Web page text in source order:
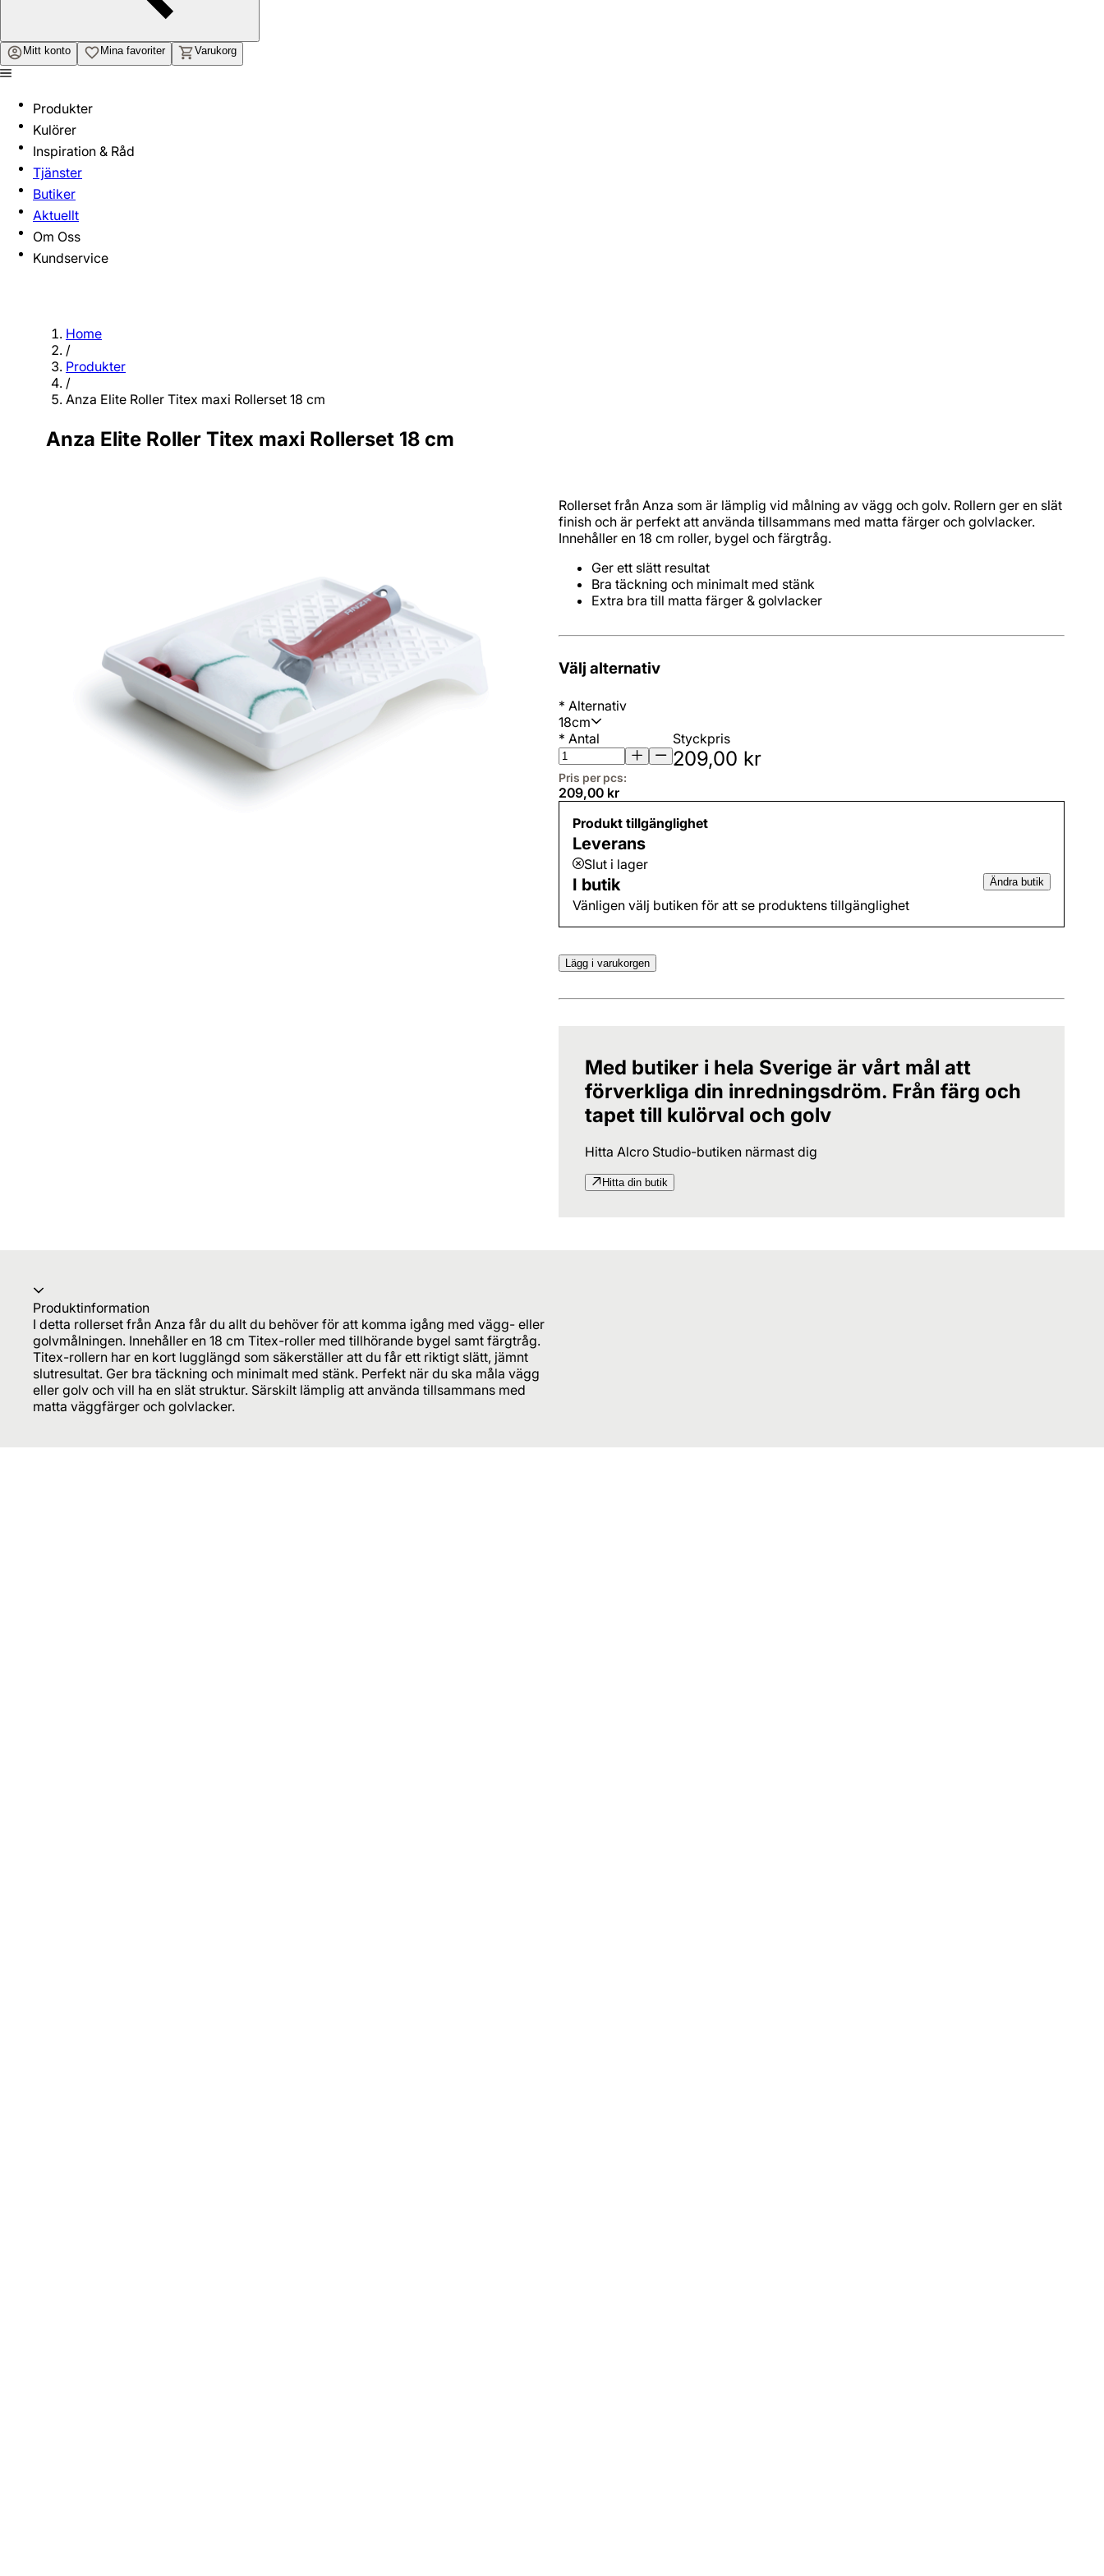
Mitt konto Mina favoriter Varukorg
Produkter
Kulörer
Inspiration & Råd
Tjänster
Butiker
Aktuellt
Om Oss
Kundservice
Home
/
Produkter
/
Anza Elite Roller Titex maxi Rollerset 18 cm
Anza Elite Roller Titex maxi Rollerset 18 cm
Rollerset från Anza som är lämplig vid målning av vägg och golv. Rollern ger en slät
finish och är perfekt att använda tillsammans med matta färger och golvlacker.
Innehåller en 18 cm roller, bygel och färgtråg.
Extra bra till matta färger & golvlacker
Välj alternativ
* Alternativ
18cm
* Antal Styckpris
209,00 kr
Pris per pcs:
209,00 kr
Produkt tillgänglighet
Leverans
Slut i lager
I butik
Vänligen välj butiken för att se produktens tillgänglighet
Ändra butik
Lägg i varukorgen
Med butiker i hela Sverige är vårt mål att
förverkliga din inredningsdröm. Från färg och
tapet till kulörval och golv
Hitta Alcro Studio-butiken närmast dig
Hitta din butik
Produktinformation
I detta rollerset från Anza får du allt du behöver för att komma igång med vägg- eller
golvmålningen. Innehåller en 18 cm Titex-roller med tillhörande bygel samt färgtråg.
Titex-rollern har en kort lugglängd som säkerställer att du får ett riktigt slätt, jämnt
slutresultat. Ger bra täckning och minimalt med stänk. Perfekt när du ska måla vägg
eller golv och vill ha en slät struktur. Särskilt lämplig att använda tillsammans med
matta väggfärger och golvlacker.